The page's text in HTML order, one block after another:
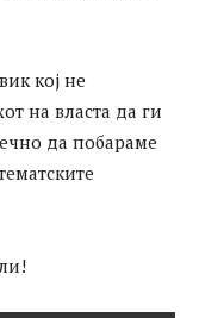
кој не
на власта да ги
да побараме